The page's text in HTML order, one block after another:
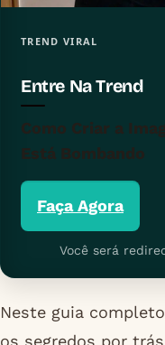
TREND VIRAL
Entre Na Trend
Como Criar a
Está Bombando
Faça Agora
Você será
Neste guia
os segredos por